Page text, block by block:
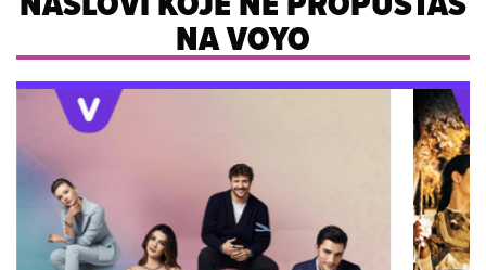
NA VOYO